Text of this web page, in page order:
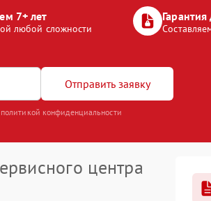
7+ лет
любой сложности
Отправить заявку
конфиденциальности
центра